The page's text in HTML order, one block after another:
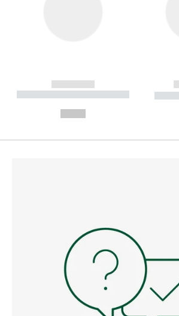
------------
----------- ----------- --------